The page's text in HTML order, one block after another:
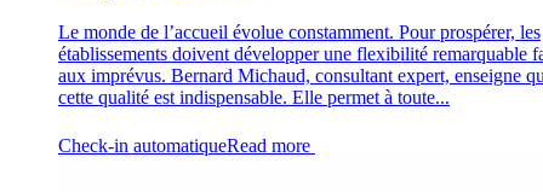
Le monde de l’accueil évolue constamment. Pour prospérer, les
établissements doivent développer une flexibilité remarquable
aux imprévus. Bernard Michaud, consultant expert, enseigne
cette qualité est indispensable. Elle permet à toute...
Check-in automatiqueRead more